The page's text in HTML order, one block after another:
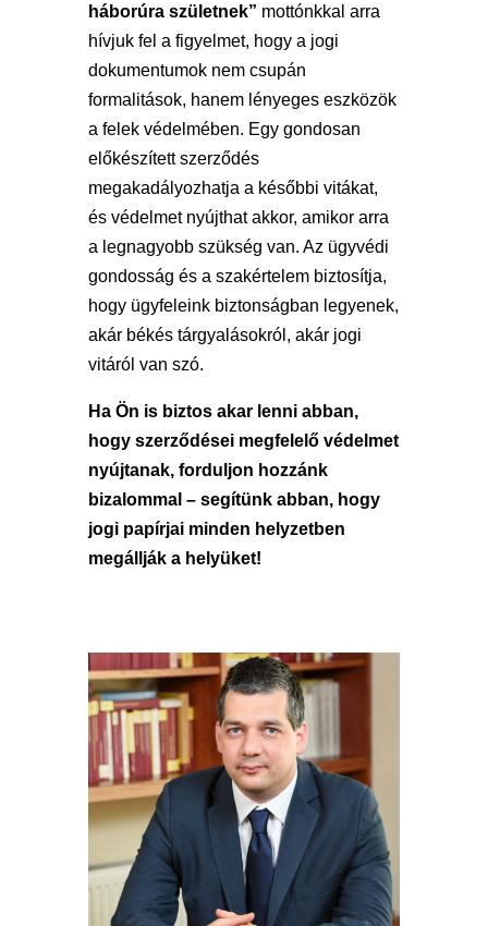
háborúra születnek” mottónkkal arra
hívjuk fel a figyelmet, hogy a jogi
dokumentumok nem csupán
formalitások, hanem lényeges eszközök
a felek védelmében. Egy gondosan
előkészített szerződés
megakadályozhatja a későbbi vitákat,
és védelmet nyújthat akkor, amikor arra
a legnagyobb szükség van. Az ügyvédi
gondosság és a szakértelem biztosítja,
hogy ügyfeleink biztonságban legyenek,
akár békés tárgyalásokról, akár jogi
vitáról van szó.
Ha Ön is biztos akar lenni abban,
hogy szerződései megfelelő védelmet
nyújtanak, forduljon hozzánk
bizalommal – segítünk abban, hogy
jogi papírjai minden helyzetben
megállják a helyüket!